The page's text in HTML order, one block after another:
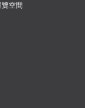
空間